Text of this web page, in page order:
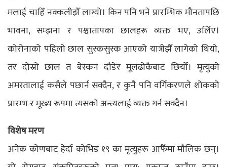
मलाई चाहिँ नक्कलीझैँ लाग्यो। किन पनि भने प्रारम्भिक मौनतापछि
भावना, सम्झना र पश्चातापका छालहरू व्यक्त भए, उर्लिए।
कोरोनाको पहिलो छाल सुस्कसुस्क आएको यात्रीझैँ लागेको थियो,
तर दोस्रो छाल त बेस्कन दौडेर मूलढोकैबाट छिर्यो। मृत्युको
अमरतालाई कसैले पछार्न सक्दैन, र कुनै पनि वर्गिकरणले शोकको
प्रारम्भ र मूख्य रूपमा त्यसको अन्त्यलाई व्यक्त गर्न सक्दैन।
विशेष मरण
अनेक कोणबाट हेर्दा कोभिड १९ का मृत्युहरू आफैँमा मौलिक छन्।